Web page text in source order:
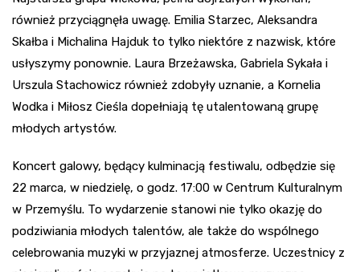
również przyciągnęła uwagę. Emilia Starzec, Aleksandra
Skałba i Michalina Hajduk to tylko niektóre z nazwisk, które
usłyszymy ponownie. Laura Brzeżawska, Gabriela Sykała i
Urszula Stachowicz również zdobyły uznanie, a Kornelia
Wodka i Miłosz Cieśla dopełniają tę utalentowaną grupę
młodych artystów.
Koncert galowy, będący kulminacją festiwalu, odbędzie się
22 marca, w niedzielę, o godz. 17:00 w Centrum Kulturalnym
w Przemyślu. To wydarzenie stanowi nie tylko okazję do
podziwiania młodych talentów, ale także do wspólnego
celebrowania muzyki w przyjaznej atmosferze. Uczestnicy z